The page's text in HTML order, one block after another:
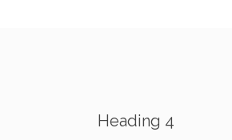
Heading 4